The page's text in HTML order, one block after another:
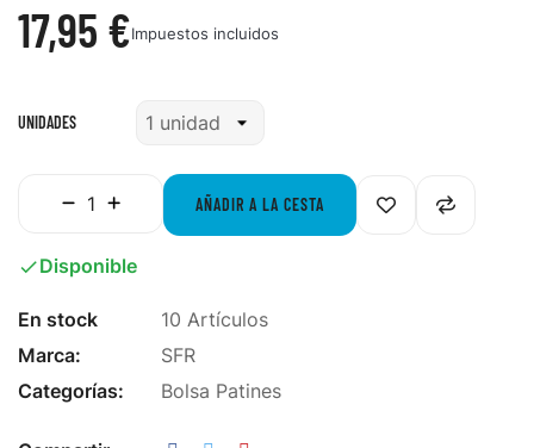
17,95 €Impuestos incluidos
UNIDADES
AÑADIR A LA CESTA
Disponible
En stock
10 Artículos
Marca:
SFR
Categorías:
Bolsa Patines